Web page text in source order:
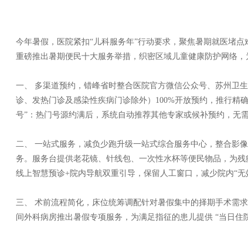
今年暑假，医院紧扣“儿科服务年”行动要求，聚焦暑期就医堵
重磅推出暑期便民十大服务举措，织密区域儿童健康防护网络，
一、 多渠道预约，错峰省时整合医院官方微信公众号、苏州卫
诊、发热门诊及感染性疾病门诊除外）100%开放预约，推行精
号”：热门号源约满后，系统自动推荐其他专家或候补预约，无需
二、 一站式服务，减负少跑升级一站式综合服务中心，整合影
务。服务台提供老花镜、针线包、一次性水杯等便民物品，为
线上智慧预诊+院内导航双重引导，保留人工窗口，减少院内“
三、 术前流程简化，床位统筹调配针对暑假集中的择期手术需
间外科病房推出暑假专项服务，为满足指征的患儿提供 “当日